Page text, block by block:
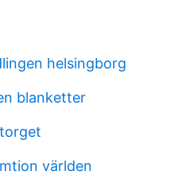
helsingborg
blanketter
världen